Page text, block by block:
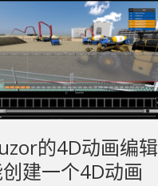
的4D动画编辑
建一个4D动画